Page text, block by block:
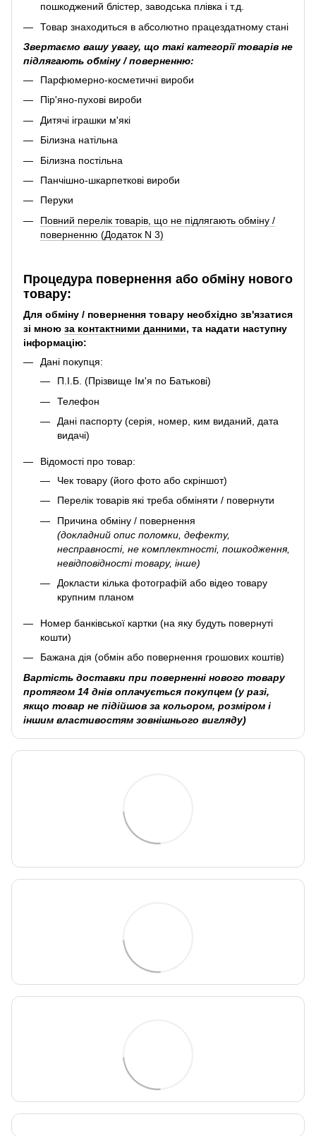
пошкоджений блістер, заводська плівка і т.д.
Товар знаходиться в абсолютно працездатному стані
Звертаємо вашу увагу, що такі категорії товарів не
підлягають обміну / поверненню:
Парфюмерно-косметичні вироби
Пір'яно-пухові вироби
Дитячі іграшки м'які
Білизна натільна
Білизна постільна
Панчішно-шкарпеткові вироби
Перуки
Повний перелік товарів, що не підлягають обміну /
поверненню (Додаток N 3)
Процедура повернення або обміну нового
товару:
Для обміну / повернення товару необхідно зв'язатися
зі мною за контактними данними, та надати наступну
інформацію:
Дані покупця:
П.І.Б. (Прізвище Ім'я по Батькові)
Телефон
Дані паспорту (серія, номер, ким виданий, дата
видачі)
Відомості про товар:
Чек товару (його фото або скріншот)
Перелік товарів які треба обміняти / повернути
Причина обміну / повернення
(докладний опис поломки, дефекту,
несправності, не комплектності, пошкодження,
невідповідності товару, інше)
Докласти кілька фотографій або відео товару
крупним планом
Номер банківської картки (на яку будуть повернуті
кошти)
Бажана дія (обмін або повернення грошових коштів)
Вартість доставки при поверненні нового товару
протягом 14 днів оплачується покупцем (у разі,
якщо товар не підійшов за кольором, розміром і
іншим властивостям зовнішнього вигляду)